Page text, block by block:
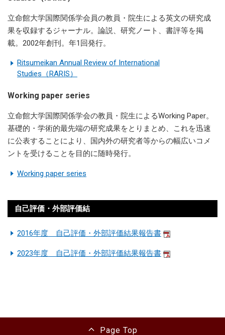
立命館大学国際関係学会員の教員・院生による英文の研究成
果を収録するジャーナル。論説、研究ノート、書評等を掲
載。2002年創刊。年1回発行。
Ritsumeikan Annual Review of International
Studies（RARIS）
Working paper series
立命館大学国際関係学会の教員・院生によるWorking Paper。
基礎的・学術的最先端の研究成果をとりまとめ、これを迅速
に公表することにより、国内外の研究者等からの幅広いコメ
ントを受けることを目的に随時発行。
Working paper series
自己評価・外部評価結
2016年度 自己評価・外部評価結果報告書
2023年度 自己評価・外部評価結果報告書
Page Top